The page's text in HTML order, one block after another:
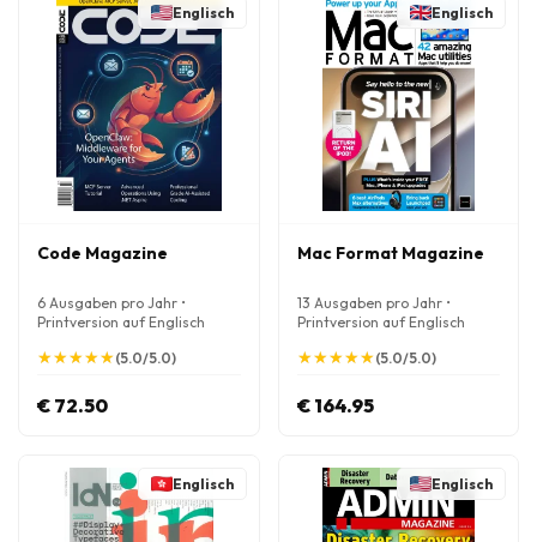
Englisch
Code Magazine
6 Ausgaben pro Jahr •
Printversion auf Englisch
★
★★
★★
★★
★★
★(5.0/5.0)
€ 72.50
Englisch
Mac Format Magazine
13 Ausgaben pro Jahr •
Printversion auf Englisch
★
★★
★★
★★
★★
★(5.0/5.0)
€ 164.95
Englisch Englisch